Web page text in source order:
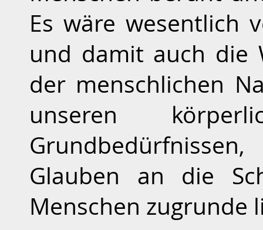
Es wäre wesentlich
und damit auch die
der menschlichen
unseren
Glauben an die
Menschen zugrunde